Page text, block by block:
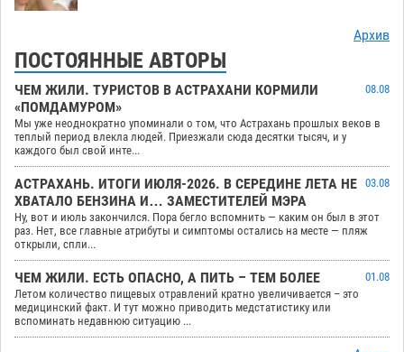
Архив
ПОСТОЯННЫЕ АВТОРЫ
ЧЕМ ЖИЛИ. ТУРИСТОВ В АСТРАХАНИ КОРМИЛИ
«ПОМДАМУРОМ»
08.08
Мы уже неоднократно упоминали о том, что Астрахань прошлых веков в
теплый период влекла людей. Приезжали сюда десятки тысяч, и у
каждого был свой инте...
АСТРАХАНЬ. ИТОГИ ИЮЛЯ-2026. В СЕРЕДИНЕ ЛЕТА НЕ
ХВАТАЛО БЕНЗИНА И… ЗАМЕСТИТЕЛЕЙ МЭРА
03.08
Ну, вот и июль закончился. Пора бегло вспомнить — каким он был в этот
раз. Нет, все главные атрибуты и симптомы остались на месте — пляж
открыли, спли...
ЧЕМ ЖИЛИ. ЕСТЬ ОПАСНО, А ПИТЬ – ТЕМ БОЛЕЕ
01.08
Летом количество пищевых отравлений кратно увеличивается – это
медицинский факт. И тут можно приводить медстатистику или
вспоминать недавнюю ситуацию ...